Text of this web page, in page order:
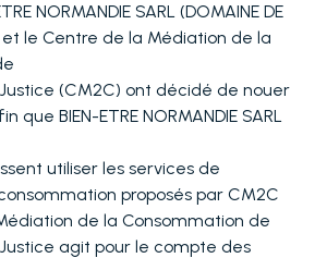
NORMANDIE SARL (DOMAINE DE
et le Centre de la Médiation de la
(CM2C) ont décidé de nouer
BIEN-ETRE NORMANDIE SARL
utiliser les services de
proposés par CM2C
de la Consommation de
agit pour le compte des